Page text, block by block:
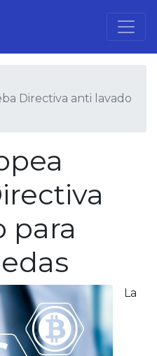
Directiva anti lavado
para
La